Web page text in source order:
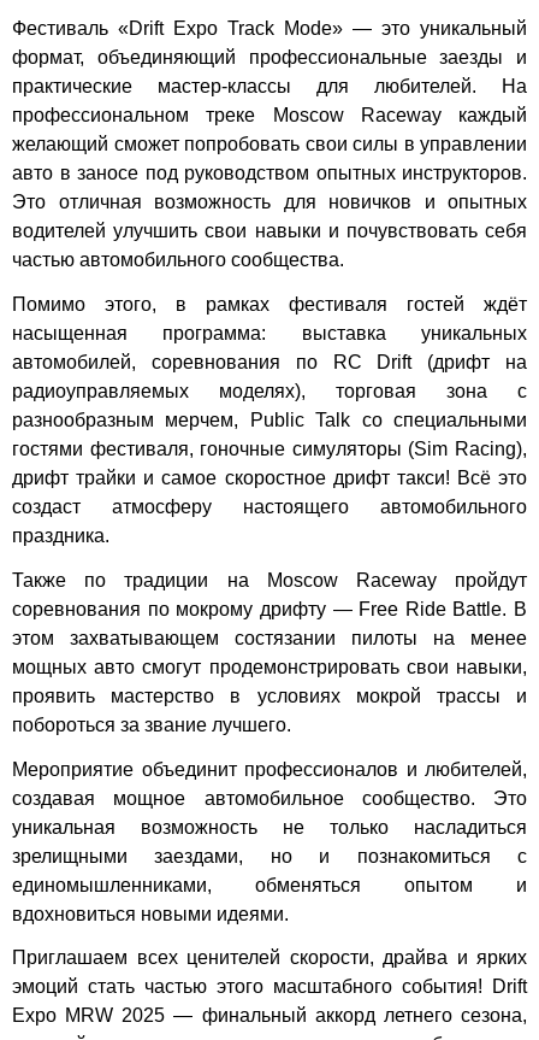
Фестиваль «Drift Expo Track Mode» — это уникальный
формат, объединяющий профессиональные заезды и
практические мастер-классы для любителей. На
профессиональном треке Moscow Raceway каждый
желающий сможет попробовать свои силы в управлении
авто в заносе под руководством опытных инструкторов.
Это отличная возможность для новичков и опытных
водителей улучшить свои навыки и почувствовать себя
частью автомобильного сообщества.
Помимо этого, в рамках фестиваля гостей ждёт
насыщенная программа: выставка уникальных
автомобилей, соревнования по RC Drift (дрифт на
радиоуправляемых моделях), торговая зона с
разнообразным мерчем, Public Talk со специальными
гостями фестиваля, гоночные симуляторы (Sim Racing),
дрифт трайки и самое скоростное дрифт такси! Всё это
создаст атмосферу настоящего автомобильного
праздника.
Также по традиции на Moscow Raceway пройдут
соревнования по мокрому дрифту — Free Ride Battle. В
этом захватывающем состязании пилоты на менее
мощных авто смогут продемонстрировать свои навыки,
проявить мастерство в условиях мокрой трассы и
побороться за звание лучшего.
Мероприятие объединит профессионалов и любителей,
создавая мощное автомобильное сообщество. Это
уникальная возможность не только насладиться
зрелищными заездами, но и познакомиться с
единомышленниками, обменяться опытом и
вдохновиться новыми идеями.
Приглашаем всех ценителей скорости, драйва и ярких
эмоций стать частью этого масштабного события! Drift
Expo MRW 2025 — финальный аккорд летнего сезона,